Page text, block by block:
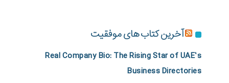
آخرین کتاب های موفقیت
Real Company Bio: The Rising Star of UAE’s
Business Directories